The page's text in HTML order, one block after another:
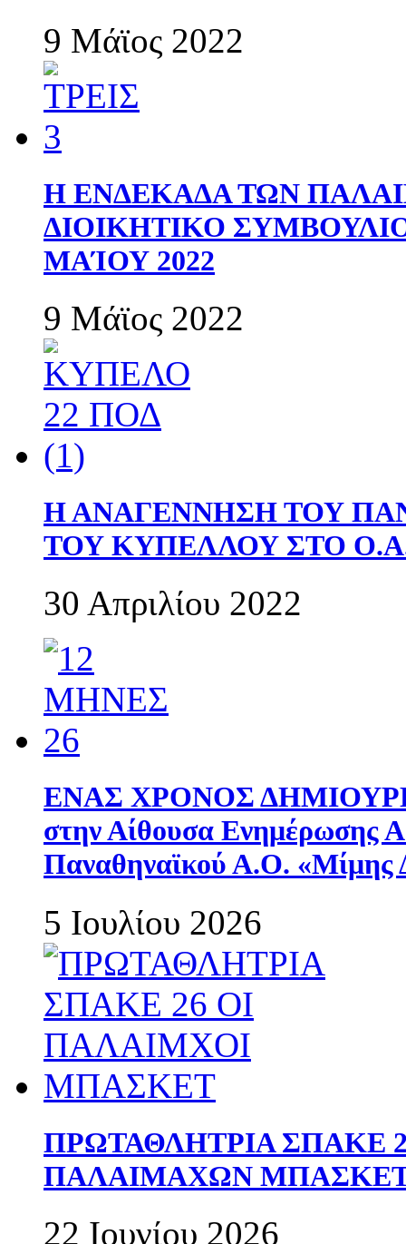
9 Μάϊος 2022
Η ΕΝΔΕΚΑΔΑ ΤΩΝ
ΔΙΟΙΚΗΤΙΚΟ
ΜΑΊΟΥ 2022
9 Μάϊος 2022
Η ΑΝΑΓΕΝΝΗΣΗ ΤΟΥ
ΤΟΥ ΚΥΠΕΛΛΟΥ ΣΤΟ
30 Απριλίου 2022
ΕΝΑΣ ΧΡΟΝΟΣ
στην Αίθουσα Ενημέρωσης
Παναθηναϊκού Α.Ο. «Μίμης
5 Ιουλίου 2026
ΠΡΩΤΑΘΛΗΤΡΙΑ ΣΠΑΚΕ
ΠΑΛΑΙΜΑΧΩΝ
22 Ιουνίου 2026